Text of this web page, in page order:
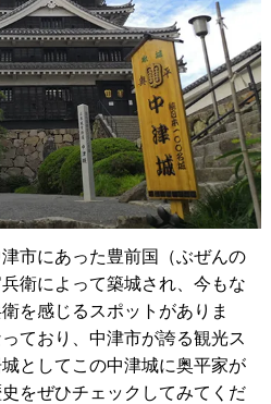
市にあった豊前国（ぶぜんの
衛によって築城され、今もな
を感じるスポットがありま
ており、中津市が誇る観光ス
としてこの中津城に奥平家が
をぜひチェックしてみてくだ